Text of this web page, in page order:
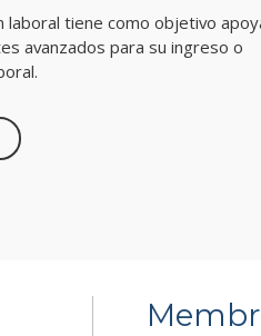
laboral tiene como objetivo
avanzados para su ingreso o